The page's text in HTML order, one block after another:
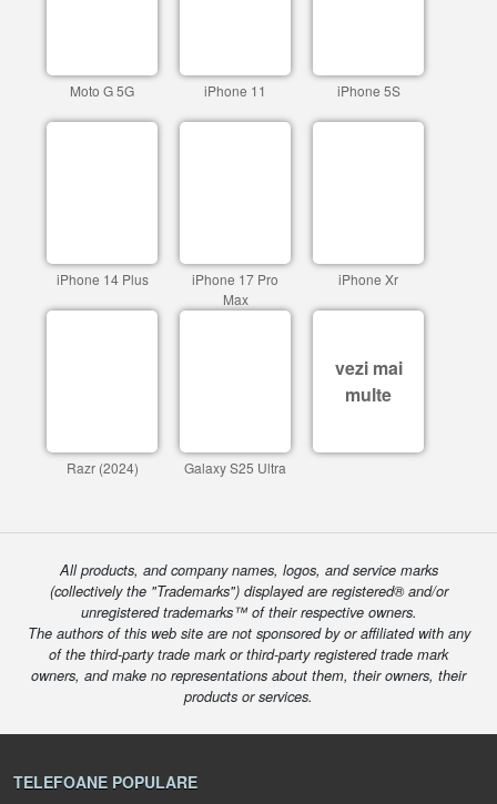
Moto G 5G iPhone 11 iPhone 5S
iPhone 14 Plus
iPhone 17 Pro
Max
iPhone Xr
Razr (2024) Galaxy S25 Ultra
vezi mai
multe
All products, and company names, logos, and service marks
(collectively the "Trademarks") displayed are registered® and/or
unregistered trademarks™ of their respective owners.
The authors of this web site are not sponsored by or affiliated with any
of the third-party trade mark or third-party registered trade mark
owners, and make no representations about them, their owners, their
products or services.
TELEFOANE POPULARE